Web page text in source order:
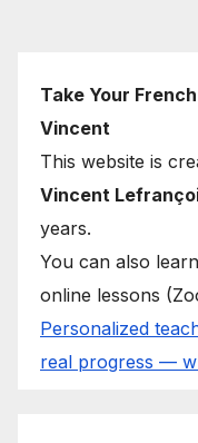
Take Your
Vincent
This website is
Vincent
years.
You can also learn
online lessons
Personalized
real progress —